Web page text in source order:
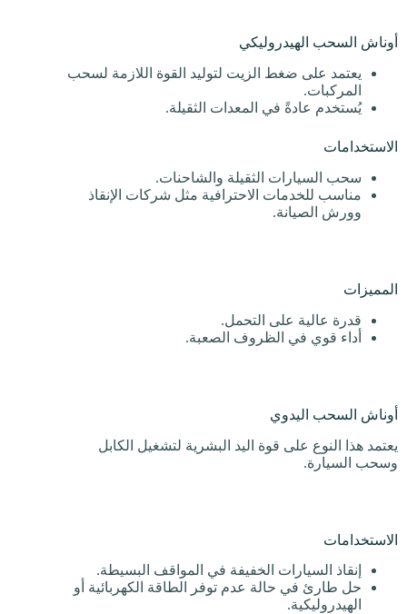
أوناش السحب الهيدروليكي
يعتمد على ضغط الزيت لتوليد القوة اللازمة لسحب
المركبات.
يُستخدم عادةً في المعدات الثقيلة.
الاستخدامات
سحب السيارات الثقيلة والشاحنات.
مناسب للخدمات الاحترافية مثل شركات الإنقاذ
وورش الصيانة.
المميزات
قدرة عالية على التحمل.
أداء قوي في الظروف الصعبة.
أوناش السحب اليدوي
يعتمد هذا النوع على قوة اليد البشرية لتشغيل الكابل
وسحب السيارة.
الاستخدامات
إنقاذ السيارات الخفيفة في المواقف البسيطة.
حل طارئ في حالة عدم توفر الطاقة الكهربائية أو
الهيدروليكية.